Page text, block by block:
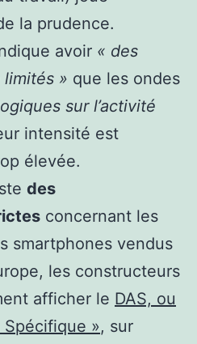
la prudence.
avoir « des
» que les ondes
sur l’activité
intensité est
élevée.
des
concernant les
smartphones vendus
les constructeurs
afficher le DAS, ou
Spécifique », sur